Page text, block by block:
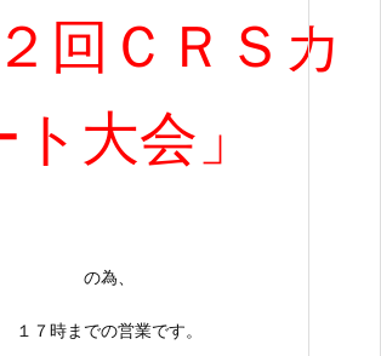
２回ＣＲＳカ
ト大会」
の為、
１７時までの営業です。